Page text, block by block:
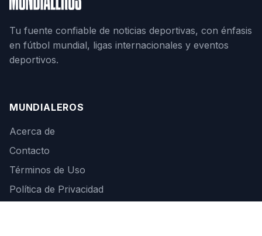
Tu fuente confiable de noticias deportivas, con énfasis
en fútbol mundial, ligas internacionales y eventos
deportivos.
MUNDIALEROS
Acerca de
Contacto
Términos de Uso
Política de Privacidad